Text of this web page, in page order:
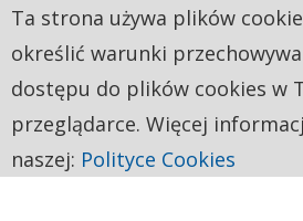
Ta strona używa plików
określić warunki
dostępu do plików cookies w
przeglądarce. Więcej
naszej: Polityce Cookies